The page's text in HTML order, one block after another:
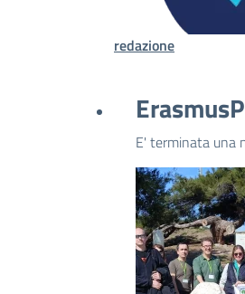
redazione
E' terminata una